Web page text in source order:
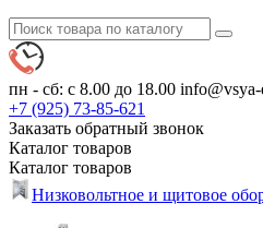
пн - сб: с 8.00 до 18.00
+7 (925) 73-85-621
Заказать обратный звонок
Каталог товаров
Каталог товаров
Низковольтное и щитовое